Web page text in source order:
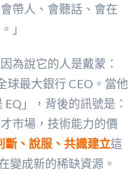
帶人、會聽話、會在
」
為說它的人是戴蒙：
球最大銀行 CEO。當他
」，背後的訊號是：
市場，技術能力的價
斷、說服、共識建立這
變成新的稀缺資源。